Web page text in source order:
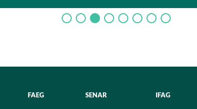
FAEG SENAR IFAG